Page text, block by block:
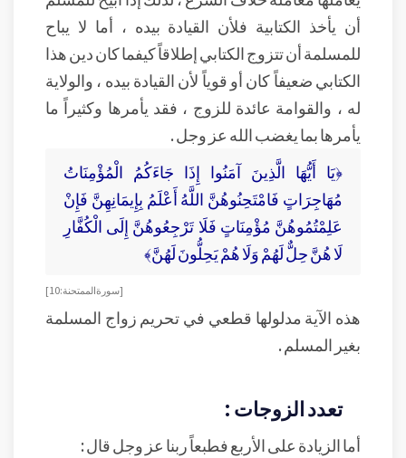
أن يأخذ الكتابية فلأن القيادة بيده ، أما لا يباح
للمسلمة أن تتزوج الكتابي إطلاقاً كيفما كان دين هذا
الكتابي ضعيفاً كان أو قوياً لأن القيادة بيده ، والولاية
له ، والقوامة عائدة للزوج ، فقد يأمرها وكثيراً ما
يأمرها بما يغضب الله عز وجل .
﴿يَا أَيُّهَا الَّذِينَ آمَنُوا إِذَا جَاءَكُمُ الْمُؤْمِنَاتُ
مُهَاجِرَاتٍ فَامْتَحِنُوهُنَّ اللَّهُ أَعْلَمُ بِإِيمَانِهِنَّ فَإِنْ
عَلِمْتُمُوهُنَّ مُؤْمِنَاتٍ فَلَا تَرْجِعُوهُنَّ إِلَى الْكُفَّارِ
لَا هُنَّ حِلٌّ لَهُمْ وَلَا هُمْ يَحِلُّونَ لَهُنَّ﴾
[سورة الممتحنة :10]
هذه الآية مدلولها قطعي في تحريم زواج المسلمة
بغير المسلم .
تعدد الزوجات :
أما الزيادة على الأربع فطبعاً ربنا عز وجل قال :